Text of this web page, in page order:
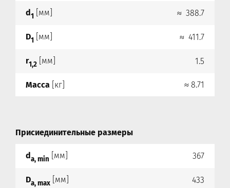
d1 [мм] ≈ 388.7
D1 [мм] ≈ 411.7
r1,2 [мм] 1.5
Масса [кг] ≈ 8.71
Присиединительные размеры
da, min [мм] 367
Da, max [мм] 433